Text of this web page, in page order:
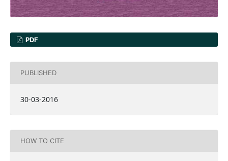
PDF
PUBLISHED
30-03-2016
HOW TO CITE